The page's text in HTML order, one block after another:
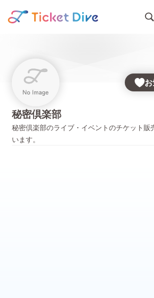
秘密倶楽部
秘密倶楽部のライブ・イベントのチケット販
います。